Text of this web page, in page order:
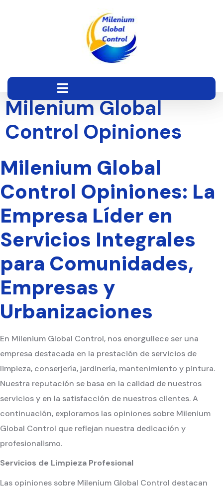
Milenium Global
Control Opiniones
Milenium Global
Control Opiniones: La
Empresa Líder en
Servicios Integrales
para Comunidades,
Empresas y
Urbanizaciones
En Milenium Global Control, nos enorgullece ser una
empresa destacada en la prestación de servicios de
limpieza, conserjería, jardinería, mantenimiento y pintura.
Nuestra reputación se basa en la calidad de nuestros
servicios y en la satisfacción de nuestros clientes. A
continuación, exploramos las opiniones sobre Milenium
Global Control que reflejan nuestra dedicación y
profesionalismo.
Servicios de Limpieza Profesional
Las opiniones sobre Milenium Global Control destacan